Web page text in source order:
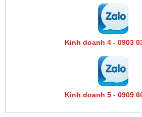
Kinh doanh 4 - 0903
Kinh doanh 5 - 0909